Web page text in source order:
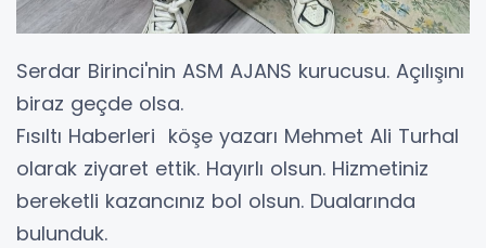
Serdar Birinci'nin ASM AJANS kurucusu. Açılışını
biraz geçde olsa.
Fısıltı Haberleri köşe yazarı Mehmet Ali Turhal
olarak ziyaret ettik. Hayırlı olsun. Hizmetiniz
bereketli kazancınız bol olsun. Dualarında
bulunduk.